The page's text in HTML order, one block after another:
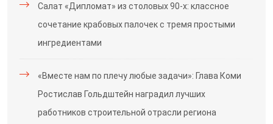
Салат «Дипломат» из столовых 90-х: классное
сочетание крабовых палочек с тремя простыми
ингредиентами
«Вместе нам по плечу любые задачи»: Глава Коми
Ростислав Гольдштейн наградил лучших
работников строительной отрасли региона